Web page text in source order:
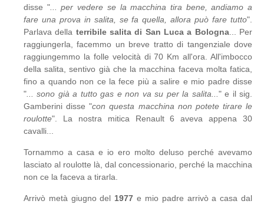
disse "... per vedere se la macchina tira bene, andiamo a
fare una prova in salita, se fa quella, allora può fare tutto".
Parlava della terribile salita di San Luca a Bologna... Per
raggiungerla, facemmo un breve tratto di tangenziale dove
raggiungemmo la folle velocità di 70 Km all'ora. All'imbocco
della salita, sentivo già che la macchina faceva molta fatica,
fino a quando non ce la fece più a salire e mio padre disse
" ... sono già a tutto gas e non va su per la salita... " e il sig.
Gamberini disse "con questa macchina non potete tirare le
roulotte". La nostra mitica Renault 6 aveva appena 30
cavalli...
Tornammo a casa e io ero molto deluso perché avevamo
lasciato al roulotte là, dal concessionario, perché la macchina
non ce la faceva a tirarla.
Arrivò metà giugno del 1977 e mio padre arrivò a casa dal